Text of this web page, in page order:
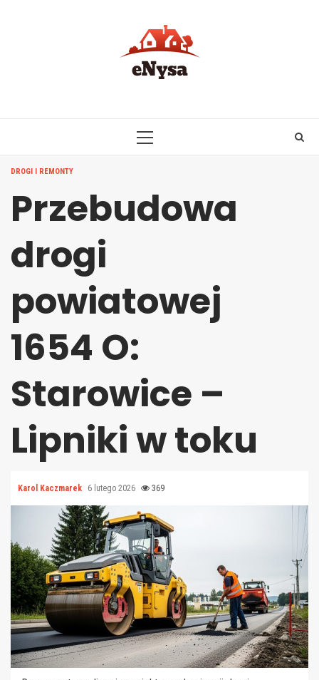
PRIMARY
DROGI I REMONTY
Przebudowa
drogi
powiatowej
1654 O:
Starowice –
Lipniki w toku
Karol Kaczmarek 6 lutego 2026 369